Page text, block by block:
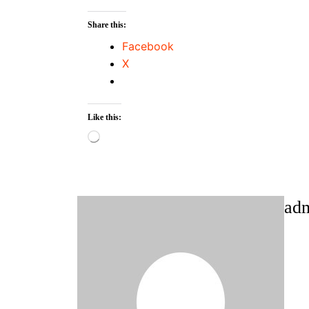
Share this:
Facebook
X
Like this:
Loading…